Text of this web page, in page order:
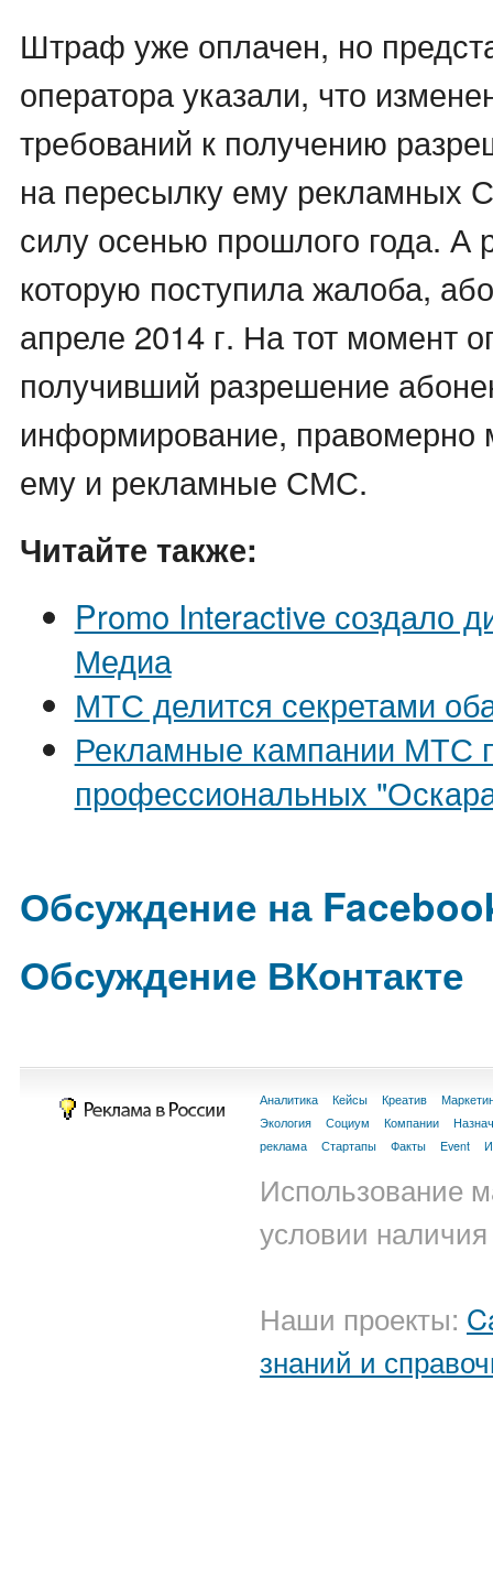
Штраф уже оплачен, но
оператора указали, что
требований к получению
на пересылку ему рекламных
силу осенью прошлого года. А
которую поступила жалоба,
апреле 2014 г. На тот момент
получивший разрешение
информирование, правомерно
ему и рекламные СМС.
Читайте также:
Promo Interactive создало
Медиа
МТС делится секретами
Рекламные кампании МТС
профессиональных
Обсуждение на
Обсуждение ВКонтакте
Аналитика Кейсы Креатив
Экология
Социум Компании
реклама
Стартапы Факты Event
Использование
условии
Наши проекты:
знаний и